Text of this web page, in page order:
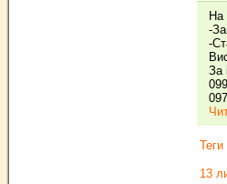
На
-
-
За
Теги
13